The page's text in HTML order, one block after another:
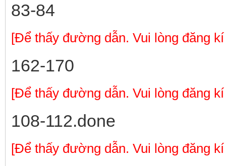
83-84
[Để thấy đường dẫn. Vui lòng đăng
162-170
[Để thấy đường dẫn. Vui lòng đăng
108-112.done
[Để thấy đường dẫn. Vui lòng đăng